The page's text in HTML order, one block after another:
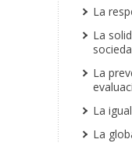
La
La
La
La
La